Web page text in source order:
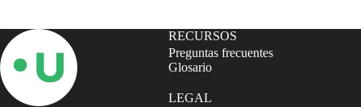
RECURSOS
Preguntas frecuentes
Glosario
LEGAL